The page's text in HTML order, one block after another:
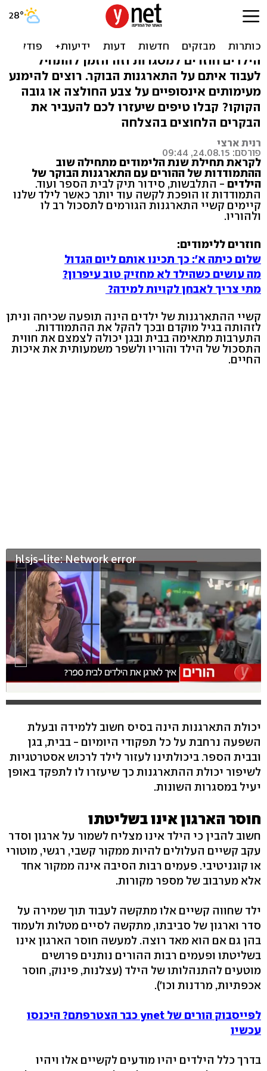
נו קומו כבר: איך מכינים את
הילדים להתארגנות הבוקר?
הילדים חוזרים למסגרות וזה הזמן להתחיל
לעבוד איתם על התארגנות הבוקר. רוצים להימנע
מעימותים אינסופיים על צבע החולצה או גובה
הקוקו? קבלו טיפים שיעזרו לכם להעביר את
הבקרים הלחוצים בהצלחה
רנית ארצי
פורסם: 24.08.15, 09:44
לקראת תחילת שנת הלימודים מתחילה שוב
ההתמודדות של ההורים עם התארגנות הבוקר של
הילדים - התלבשות, סידור תיק לבית הספר ועוד.
התמודדות זו הופכת לקשה עוד יותר כאשר לילד שלנו
קיימים קשיי התארגנות הגורמים לתסכול רב לו
ולהוריו.
חוזרים ללימודים:
שלום כיתה א': כך תכינו אותם ליום הגדול
מה עושים כשהילד לא מחזיק טוב עיפרון?
מתי צריך לאבחן לקויות למידה?
קשיי ההתארגנות של ילדים הינה תופעה שכיחה וניתן
לזהותה בגיל מוקדם ובכך להקל את ההתמודדות.
התערבות מתאימה בבית ובגן יכולה לצמצם את חווית
התסכול של הילד והוריו ולשפר משמעותית את איכות
החיים.
hlsjs-lite: Network error
יכולת התארגנות הינה בסיס חשוב ללמידה ובעלת
השפעה נרחבת על כל תפקודי היומיום - בבית, בגן
ובבית הספר. ביכולתינו לעזור לילד לרכוש אסטרטגיות
לשיפור יכולת ההתארגנות כך שיעזרו לו לתפקד באופן
יעיל במסגרות השונות.
חוסר הארגון אינו בשליטתו
חשוב להבין כי הילד אינו מצליח לשמור על ארגון וסדר
עקב קשיים העלולים להיות ממקור קשבי, רגשי, מוטורי
או קוגניטיבי. פעמים רבות הסיבה אינה ממקור אחד
אלא מערבוב של מספר מקורות.
ילד שחווה קשיים אלו מתקשה לעבוד תוך שמירה על
סדר וארגון של סביבתו, מתקשה לסיים מטלות ולעמוד
בהן גם אם הוא מאד רוצה. למעשה חוסר הארגון אינו
בשליטתו ופעמים רבות ההורים נותנים פרושים
מוטעים להתנהלותו של הילד (עצלנות, פינוק, חוסר
אכפתיות, מרדנות וכו').
לפייסבוק הורים של ynet כבר הצטרפתם? היכנסו
עכשיו
בדרך כלל הילדים יהיו מודעים לקשיים אלו ויהיו